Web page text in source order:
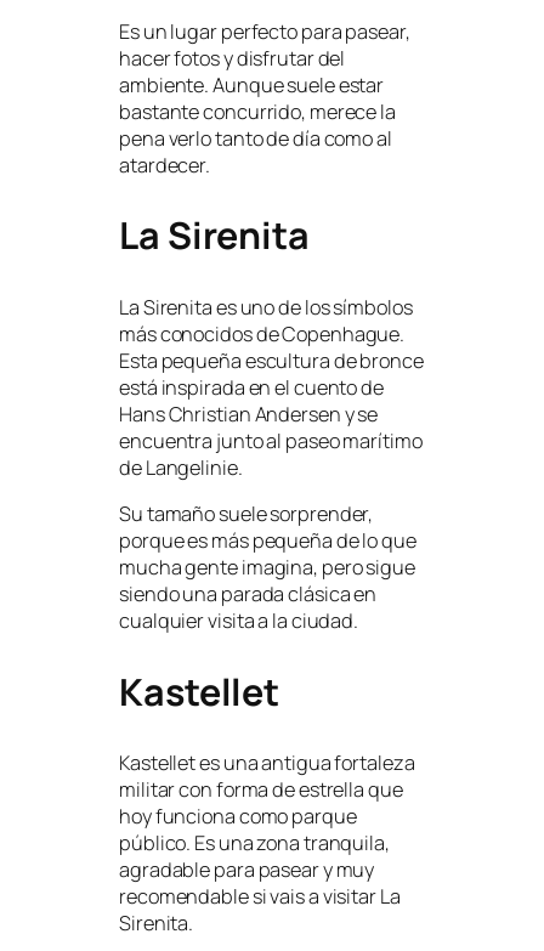
Es un lugar perfecto para pasear,
hacer fotos y disfrutar del
ambiente. Aunque suele estar
bastante concurrido, merece la
pena verlo tanto de día como al
atardecer.
La Sirenita
La Sirenita es uno de los símbolos
más conocidos de Copenhague.
Esta pequeña escultura de bronce
está inspirada en el cuento de
Hans Christian Andersen y se
encuentra junto al paseo marítimo
de Langelinie.
Su tamaño suele sorprender,
porque es más pequeña de lo que
mucha gente imagina, pero sigue
siendo una parada clásica en
cualquier visita a la ciudad.
Kastellet
Kastellet es una antigua fortaleza
militar con forma de estrella que
hoy funciona como parque
público. Es una zona tranquila,
agradable para pasear y muy
recomendable si vais a visitar La
Sirenita.